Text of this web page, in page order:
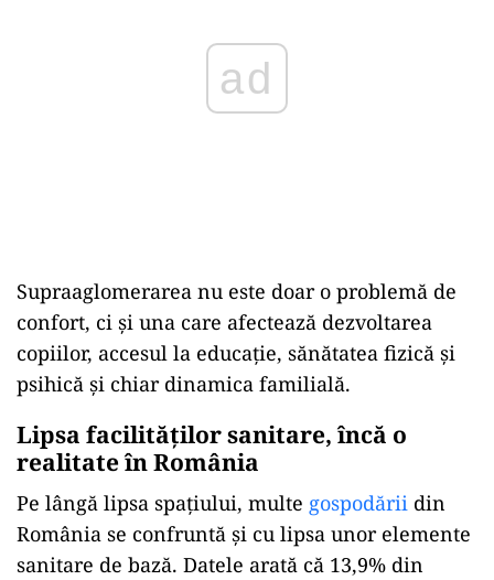
ad
Supraaglomerarea nu este doar o problemă de
confort, ci și una care afectează dezvoltarea
copiilor, accesul la educație, sănătatea fizică și
psihică și chiar dinamica familială.
Lipsa facilităților sanitare, încă o
realitate în România
Pe lângă lipsa spațiului, multe gospodării din
România se confruntă și cu lipsa unor elemente
sanitare de bază. Datele arată că 13,9% din